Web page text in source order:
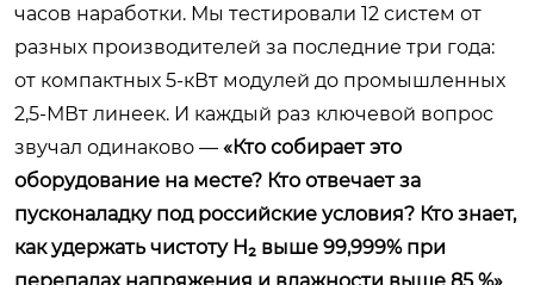
часов наработки. Мы тестировали 12 систем от
разных производителей за последние три года:
от компактных 5-кВт модулей до промышленных
2,5-МВт линеек. И каждый раз ключевой вопрос
звучал одинаково — «Кто собирает это
оборудование на месте? Кто отвечает за
пусконаладку под российские условия? Кто знает,
как удержать чистоту H₂ выше 99,999% при
перепадах напряжения и влажности выше 85 %».